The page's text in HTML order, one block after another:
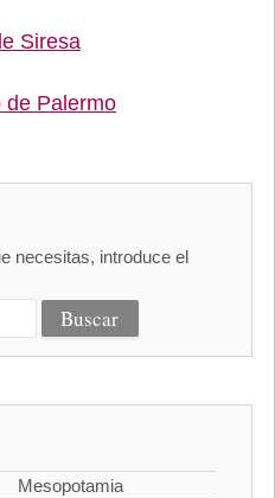
Siresa
de Palermo
necesitas, introduce el
Mesopotamia